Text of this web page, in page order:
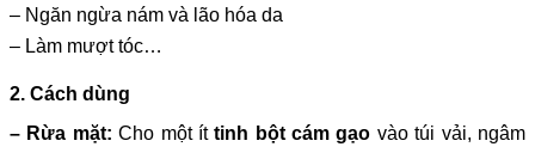
– Ngăn ngừa nám và lão hóa da
– Làm mượt tóc…
2. Cách dùng
– Rừa mặt: Cho một íttinh bột cám gạo vào túi vải, ngâm